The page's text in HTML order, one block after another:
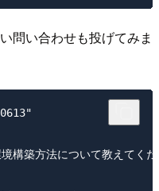
問い合わせも投げてみま
築方法について教えてく